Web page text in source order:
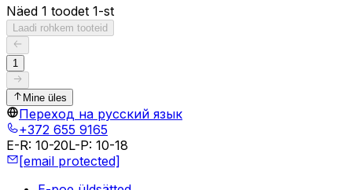
Näed 1 toodet 1-st
Laadi rohkem tooteid
1
Mine üles
Переход на русский язык
+372 655 9165
E-R: 10-20L-P: 10-18
[email protected]